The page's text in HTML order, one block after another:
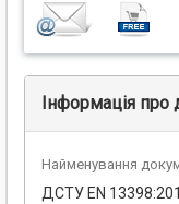
Інформація про
Найменування
ДСТУ EN